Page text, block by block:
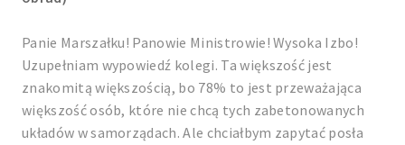
Panie Marszałku! Panowie Ministrowie! Wysoka Izbo!
Uzupełniam wypowiedź kolegi. Ta większość jest
znakomitą większością, bo 78% to jest przeważająca
większość osób, które nie chcą tych zabetonowanych
układów w samorządach. Ale chciałbym zapytać posła